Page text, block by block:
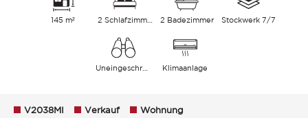
145 m² 2 Schlafzimmer 2 Badezimmer Stockwerk 7/7
Uneingeschränkt Klimaanlage
V2038MI Verkauf Wohnung